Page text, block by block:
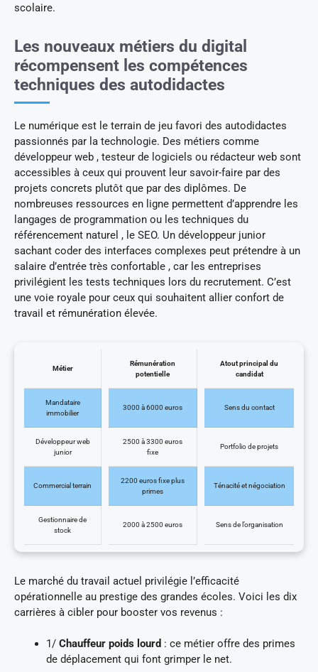
scolaire.
Les nouveaux métiers du digital
récompensent les compétences
techniques des autodidactes
Le numérique est le terrain de jeu favori des autodidactes
passionnés par la technologie. Des métiers comme
développeur web , testeur de logiciels ou rédacteur web sont
accessibles à ceux qui prouvent leur savoir-faire par des
projets concrets plutôt que par des diplômes. De
nombreuses ressources en ligne permettent d’apprendre les
langages de programmation ou les techniques du
référencement naturel , le SEO. Un développeur junior
sachant coder des interfaces complexes peut prétendre à un
salaire d’entrée très confortable , car les entreprises
privilégient les tests techniques lors du recrutement. C’est
une voie royale pour ceux qui souhaitent allier confort de
travail et rémunération élevée.
Métier
Rémunération
potentielle
Atout principal du
candidat
Mandataire
immobilier
3000 à 6000 euros Sens du contact
Développeur web
junior
2500 à 3300 euros
fixe
Portfolio de projets
Commercial terrain
2200 euros fixe plus
primes
Ténacité et négociation
Gestionnaire de
stock
2000 à 2500 euros Sens de l’organisation
Le marché du travail actuel privilégie l’efficacité
opérationnelle au prestige des grandes écoles. Voici les dix
carrières à cibler pour booster vos revenus :
1/ Chauffeur poids lourd : ce métier offre des primes
de déplacement qui font grimper le net.